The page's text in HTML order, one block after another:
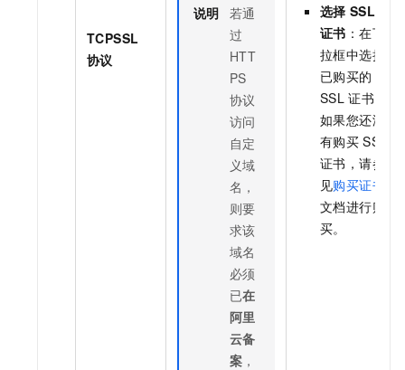
TCPSSL
协议
说明 若通
过
HTT
PS
协议
访问
自定
义域
名，
则要
求该
域名
必须
已在
阿里
云备
案 ，
选择 SSL
证书 ：在下
拉框中选择
已购买的
SSL 证书。
如果您还没
有购买 SSL
证书，请参
见购买证书
文档进行购
买。